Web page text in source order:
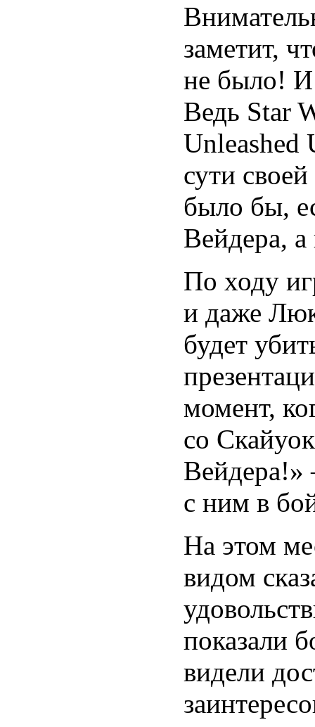
заметит,
не было! И
Ведь Star
сути
было бы,
Вейдера, а
По ходу
и даже
будет
момент,
со
Вейдера!»
с ним в
На этом
видом
показали
видели